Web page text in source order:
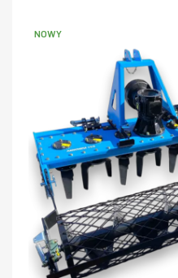
NOWY